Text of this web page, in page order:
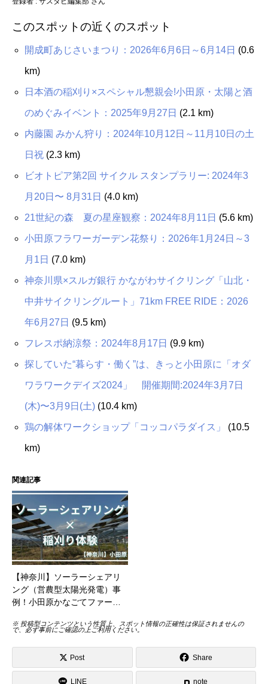
このスポットの近くのスポット
開成町あじさいまつり：2026年6月6日～6月14日 (0.6
km)
日本酒の稲刈り×スペシャル懇親会!小田原・太陽と酒
のめぐみイベント：2025年9月27日 (2.1 km)
内藤園 みかん狩り：2024年10月12日～11月10日の土
日祝(2.3 km)
ビオトピア第2回 サイクル スタンプラリー: 2024年3
月20日〜 8月31日 (4.0 km)
21世紀の森 夏の星座観察：2024年8月11日 (5.6 km)
小田原フラワーガーデン花祭り：2026年1月24日～3
月1日 (7.0 km)
神奈川県×スルガ銀行 かながわサイクリング「山北・
中井サイクリングルート」71km FREE RIDE：2026
年6月27日 (9.5 km)
フレスポ納涼祭：2024年8月17日 (9.9 km)
探していた“暮らす・働く”は、きっと小田原に「オダ
ワラワークデイズ2024」 開催期間:2024年3月7日
(木)〜3月9日(土)(10.4 km)
鶏の解体ワークショップ「コッコパラダイス」 (10.5
km)
関連記事
【神奈川】ソーラーシェアリ
ング（営農型太陽光発電）事
例！小田原かなごてファー…
※ 投稿型コンテンツという性質上、スポット情報の正確性は保証されませんの
で、必ず事前にご確認の上ご利用ください。
Post Share
LINE note